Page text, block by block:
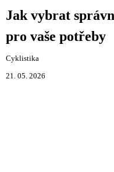
Jak vybrat
pro vaše potřeby
Cyklistika
21. 05. 2026